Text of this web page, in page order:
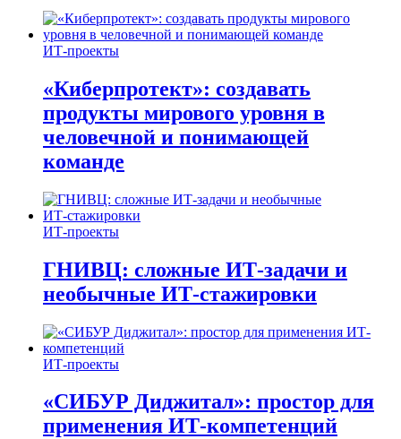
ИТ-проекты
«Киберпротект»: создавать
продукты мирового уровня в
человечной и понимающей
команде
ИТ-проекты
ГНИВЦ: сложные ИТ‑задачи и
необычные ИТ‑стажировки
ИТ-проекты
«СИБУР Диджитал»: простор для
применения ИТ-компетенций